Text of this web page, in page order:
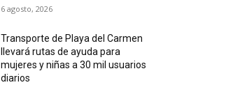
6 agosto, 2026
Transporte de Playa del Carmen
llevará rutas de ayuda para
mujeres y niñas a 30 mil usuarios
diarios